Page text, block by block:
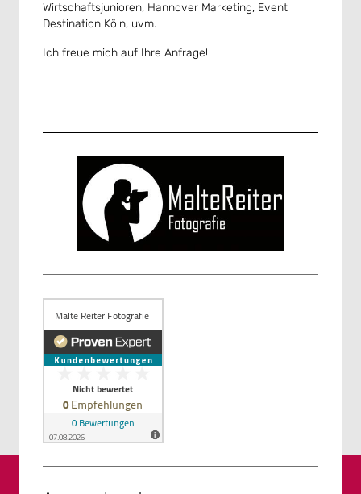
Wirtschaftsjunioren, Hannover Marketing, Event
Destination Köln, uvm.
Ich freue mich auf Ihre Anfrage!